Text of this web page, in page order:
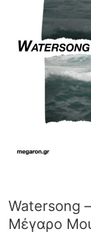
Watersong
Μέγαρο